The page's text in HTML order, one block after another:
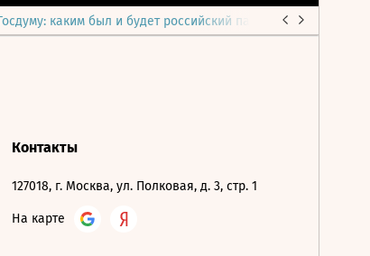
каким был и будет российский парламент
Контакты
127018, г. Москва, ул. Полковая, д. 3, стр. 1
На карте